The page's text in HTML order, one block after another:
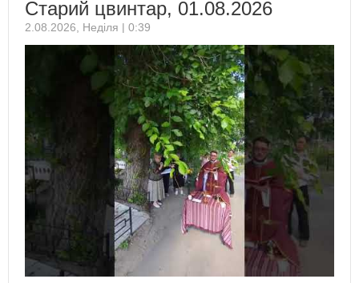
Старий цвинтар, 01.08.2026
2.08.2026, Неділя | 0:39